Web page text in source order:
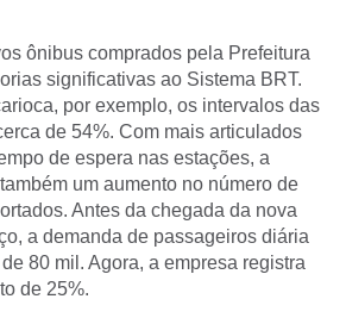
ônibus comprados pela Prefeitura
significativas ao Sistema BRT.
por exemplo, os intervalos das
de 54%. Com mais articulados
de espera nas estações, a
um aumento no número de
Antes da chegada da nova
a demanda de passageiros diária
80 mil. Agora, a empresa registra
de 25%.